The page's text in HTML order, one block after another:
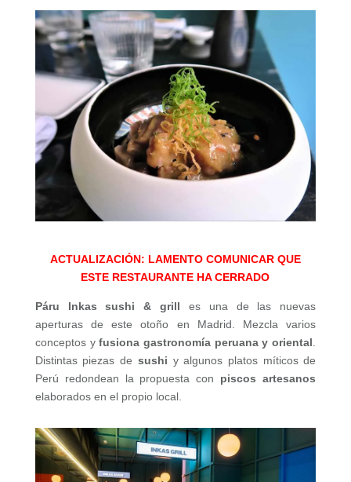
ACTUALIZACIÓN: LAMENTO COMUNICAR QUE
ESTE RESTAURANTE HA CERRADO
Páru Inkas sushi & grill es una de las nuevas
aperturas de este otoño en Madrid. Mezcla varios
conceptos yfusiona gastronomía peruana y oriental
Distintas piezas de sushi y algunos platos míticos de
Perú redondean la propuesta con piscos artesanos
elaborados en el propio local.